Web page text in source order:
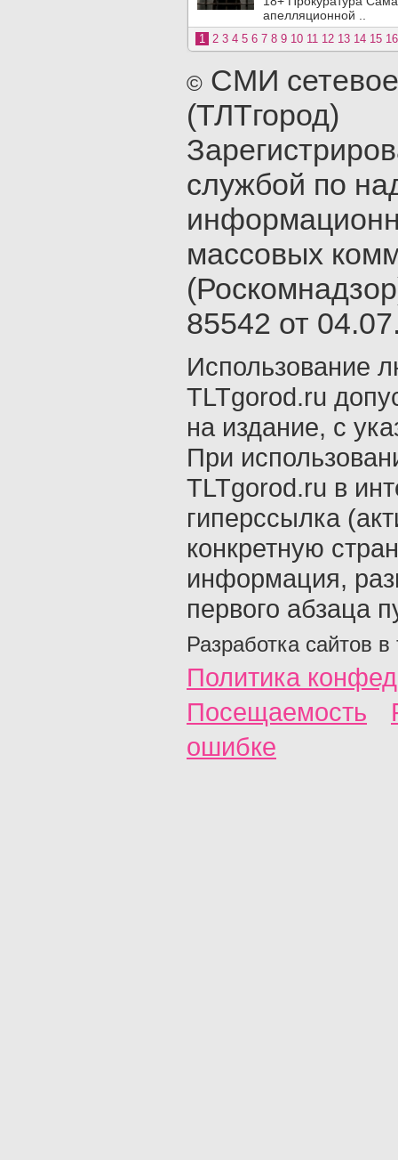
апелляционной ..
1 2 3 4 5 6 7 8 9 10 11 12 13 14 15 16
© СМИ
(ТЛТгород)
службой по
массовых
85542 от
Использование
TLTgorod.ru
на издание, с
При
TLTgorod.ru в
гиперссылка
конкретную
информация,
первого абзаца
Разработка сайтов в
Политика
Посещаемость
ошибке